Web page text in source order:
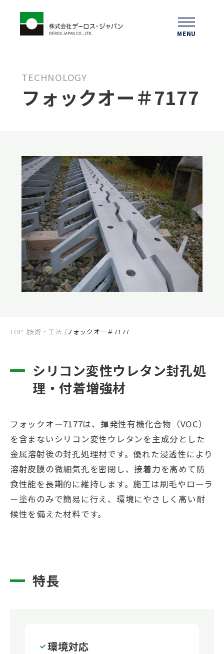
MENU
TECHNOLOGY
フォックオー＃7177
TOP 技術・工法 フォックオー＃7177
シリコン変性ウレタン封孔処
理・付着増強材
フォックオー7177は、揮発性有機化合物（VOC）
を含まないシリコン変性ウレタンを主成分とした
金属溶射後の封孔処理材です。優れた浸透性により
溶射皮膜の微細気孔を密閉し、接着力を高めて防
食性能を長期的に維持します。施工は刷毛やローラ
ー塗布のみで簡易に行え、環境にやさしく高い耐
候性を備えた材料です。
特長
環境対応